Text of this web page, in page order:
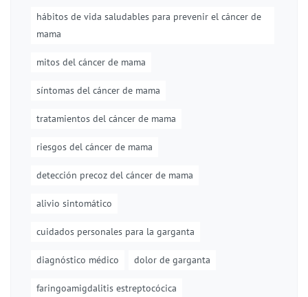
hábitos de vida saludables para prevenir el cáncer de
mama
mitos del cáncer de mama
síntomas del cáncer de mama
tratamientos del cáncer de mama
riesgos del cáncer de mama
detección precoz del cáncer de mama
alivio sintomático
cuidados personales para la garganta
diagnóstico médico dolor de garganta
faringoamigdalitis estreptocócica